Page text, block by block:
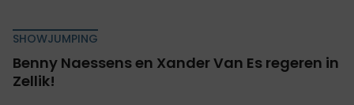
SHOWJUMPING
Benny Naessens en Xander Van Es regeren in
Zellik!